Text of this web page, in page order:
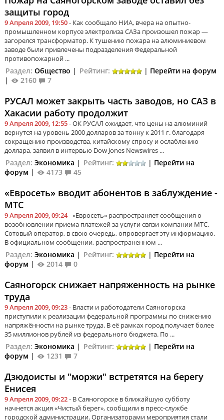
защиты город
9 Апреля 2009, 19:50- Как сообщало НИА, вчера на опытно-
промышленном корпусе электролиза САЗа произошел пожар —
загорелся трансформатор. К тушению пожара на алюминиевом
заводе были привлечены подразделения Федеральной
противопожарной ...
Раздел: Общество | Рейтинг: | Перейти на форум
|
2160 7
РУСАЛ может закрыть часть заводов, но САЗ в
Хакасии работу продолжит
9 Апреля 2009, 12:55- ОК РУСАЛ ожидает, что цены на алюминий
вернутся на уровень 2000 долларов за тонну к 2011 г. благодаря
сокращению производства, китайскому спросу и ослаблению
доллара, заявил в интервью Dow Jones Newswires ...
Раздел: Экономика | Рейтинг: | Перейти на
форум | 4173 45
«Евросеть» вводит абонентов в заблуждение -
МТС
9 Апреля 2009, 09:24- «Евросеть» распространяет сообщения о
возобновлении приема платежей за услуги связи компании МТС.
Сотовый оператор, в свою очередь, опровергает эту информацию.
В официальном сообщении, распространенном ...
Раздел: Экономика | Рейтинг: | Перейти на
форум | 2014 0
Саяногорск снижает напряженность на рынке
труда
9 Апреля 2009, 09:23- Власти и работодатели Саяногорска
приступили к реализации федеральной программы по снижению
напряжённости на рынке труда. В её рамках город получает более
35 миллионов рублей из федерального бюджета. По ...
Раздел: Экономика | Рейтинг: | Перейти на
форум | 1231 7
Дзюдоисты и "моржи" встретятся на берегу
Енисея
9 Апреля 2009, 09:22- В Саяногорске в ближайшую субботу
начнется акция «Чистый берег», сообщили в пресс-службе
городской администрации. Организаторами мероприятия стали